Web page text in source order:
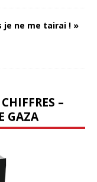
je ne me tairai ! »
–
GAZA